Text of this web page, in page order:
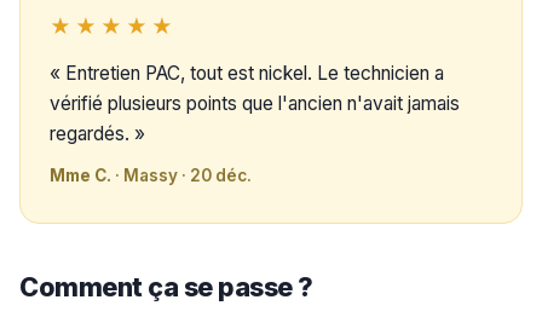
★★★★★
« Entretien PAC, tout est nickel. Le technicien a
vérifié plusieurs points que l'ancien n'avait jamais
regardés. »
Mme C. · Massy · 20 déc.
Comment ça se passe ?